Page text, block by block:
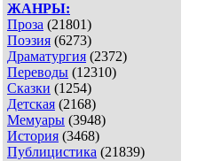
ЖАНРЫ:
Проза (21801)
Поэзия (6273)
Драматургия (2372)
Переводы (12310)
Сказки (1254)
Детская (2168)
Мемуары (3948)
История (3468)
Публицистика (21839)